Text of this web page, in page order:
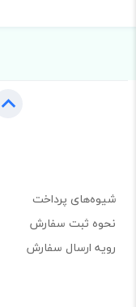
شیوه‌های پرداخت
نحوه ثبت سفارش
رویه ارسال سفارش